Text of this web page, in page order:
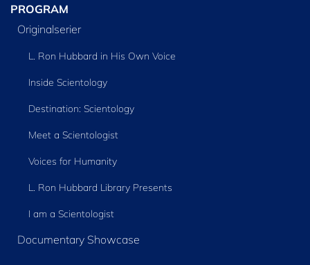
PROGRAM
Originalserier
L. Ron Hubbard in His Own Voice
Inside Scientology
Destination: Scientology
Meet a Scientologist
Voices for Humanity
L. Ron Hubbard Library Presents
I am a Scientologist
Documentary Showcase